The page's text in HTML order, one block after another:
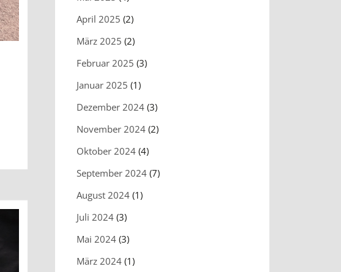
April 2025 (2)
März 2025 (2)
Februar 2025 (3)
Januar 2025 (1)
Dezember 2024 (3)
November 2024 (2)
Oktober 2024 (4)
September 2024 (7)
August 2024 (1)
Juli 2024 (3)
Mai 2024 (3)
März 2024 (1)